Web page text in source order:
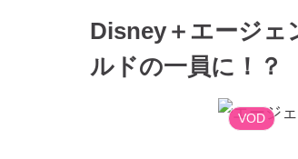
Disney＋エージェ
ルドの一員に！？
VOD